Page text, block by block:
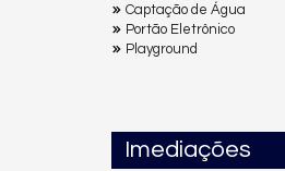
Captação de Água
Portão Eletrônico
Playground
Imediações